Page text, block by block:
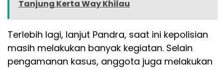
Tanjung Kerta Way Khilau
Terlebih lagi, lanjut Pandra, saat ini kepolisian
masih melakukan banyak kegiatan. Selain
pengamanan kasus, anggota juga melakukan